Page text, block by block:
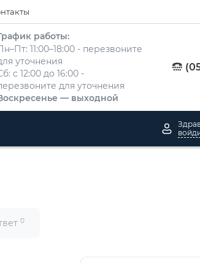
работы:
11:00–18:00 - перезвоните
уточнения
с 12:00 до 16:00 -
для уточнения
— выходной
0